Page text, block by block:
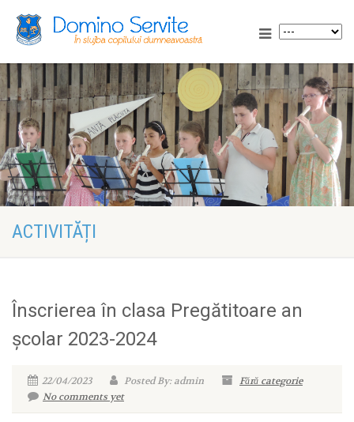
ACTIVITĂȚI
Înscrierea în clasa Pregătitoare an
școlar 2023-2024
22/04/2023 Posted By: admin
Fără categorie
No comments yet